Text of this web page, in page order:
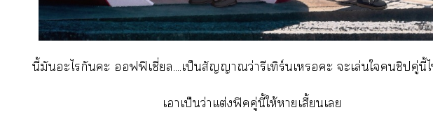
นี้มันะไกันะ ฟฟิเชี่....เป็นสัญญาณว่ารีเทิร์นเะ ะเล่นใชิปคู่นี้
เาเป็นว่าแต่งฟิคคู่นี้ให้าเสี้ยนเ